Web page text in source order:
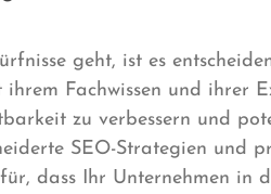
geht, ist es
Fachwissen und ihrer
zu verbessern und
SEO-Strategien und
dass Ihr Unternehmen in